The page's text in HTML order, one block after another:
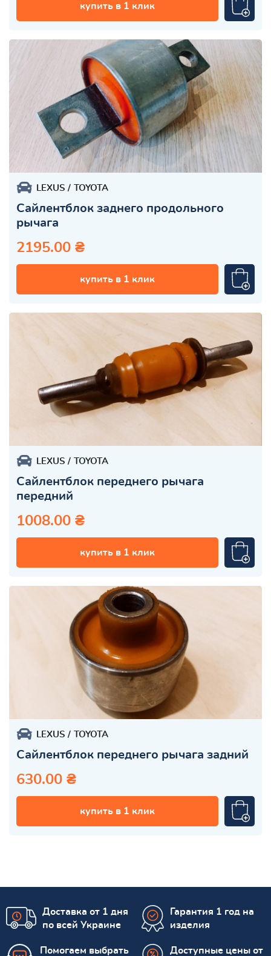
купить в 1 клик
LEXUS TOYOTA
Сайлентблок заднего продольного
рычага
2195.00 ₴
купить в 1 клик
LEXUS TOYOTA
Сайлентблок переднего рычага
передний
1008.00 ₴
купить в 1 клик
LEXUS TOYOTA
Сайлентблок переднего рычага задний
630.00 ₴
купить в 1 клик
Доставка от 1 дня
по всей Украине
Гарантия 1 год на
изделия
Помогаем выбрать
Доступные цены от